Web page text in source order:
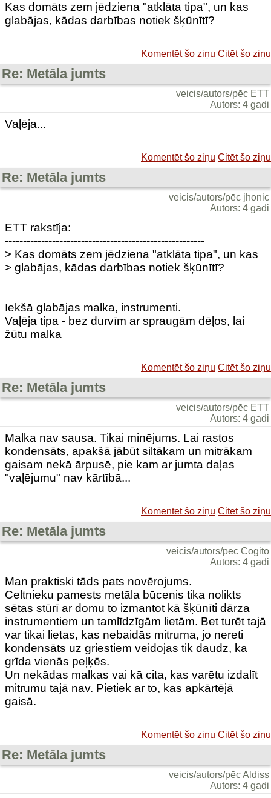
Kas domāts zem jēdziena "atklāta tipa", un kas
glabājas, kādas darbības notiek šķūnītī?
Komentēt šo ziņu Citēt šo ziņu
Re: Metāla jumts
veicis/autors/pēc ETT
Autors: 4 gadi
Vaļēja...
Komentēt šo ziņu Citēt šo ziņu
Re: Metāla jumts
veicis/autors/pēc jhonic
Autors: 4 gadi
ETT rakstīja:
-------------------------------------------------------
> Kas domāts zem jēdziena "atklāta tipa", un kas
> glabājas, kādas darbības notiek šķūnītī?
Iekšā glabājas malka, instrumenti.
Vaļēja tipa - bez durvīm ar spraugām dēļos, lai
žūtu malka
Komentēt šo ziņu Citēt šo ziņu
Re: Metāla jumts
veicis/autors/pēc ETT
Autors: 4 gadi
Malka nav sausa. Tikai minējums. Lai rastos
kondensāts, apakšā jābūt siltākam un mitrākam
gaisam nekā ārpusē, pie kam ar jumta daļas
"vaļējumu" nav kārtībā...
Komentēt šo ziņu Citēt šo ziņu
Re: Metāla jumts
veicis/autors/pēc Cogito
Autors: 4 gadi
Man praktiski tāds pats novērojums.
Celtnieku pamests metāla būcenis tika nolikts
sētas stūrī ar domu to izmantot kā šķūnīti dārza
instrumentiem un tamlīdzīgām lietām. Bet turēt tajā
var tikai lietas, kas nebaidās mitruma, jo nereti
kondensāts uz griestiem veidojas tik daudz, ka
grīda vienās peļķēs.
Un nekādas malkas vai kā cita, kas varētu izdalīt
mitrumu tajā nav. Pietiek ar to, kas apkārtējā
gaisā.
Komentēt šo ziņu Citēt šo ziņu
Re: Metāla jumts
veicis/autors/pēc Aldiss
Autors: 4 gadi